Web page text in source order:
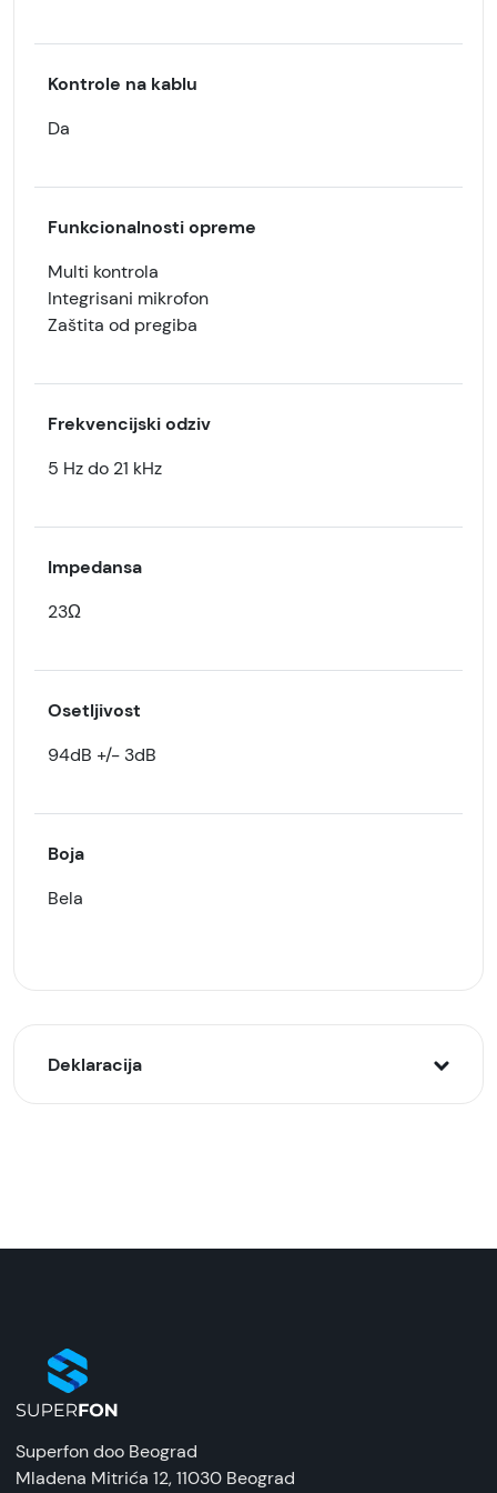
Kontrole na kablu
Da
Funkcionalnosti opreme
Multi kontrola
Integrisani mikrofon
Zaštita od pregiba
Frekvencijski odziv
5 Hz do 21 kHz
Impedansa
23Ω
Osetljivost
94dB +/- 3dB
Boja
Bela
Deklaracija
Slušalice žičane
EAN:
195949776274
Zemlja porekla:
Kina
Superfon doo Beograd
Mladena Mitrića 12, 11030 Beograd